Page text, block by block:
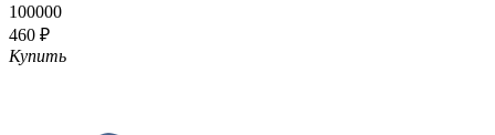
100000
460 ₽
Купить